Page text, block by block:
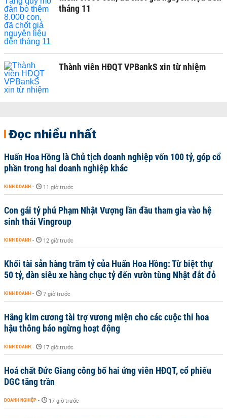
tháng 11
Thành viên HĐQT VPBankS xin từ nhiệm
Đọc nhiều nhất
Huấn Hoa Hồng là Chủ tịch doanh nghiệp vốn 100 tỷ, góp cổ
phần trong hai doanh nghiệp khác
KINH DOANH - 11 giờ trước
Con gái tỷ phú Phạm Nhật Vượng lần đầu tham gia vào hệ
sinh thái Vingroup
KINH DOANH - 12 giờ trước
Khối tài sản hàng trăm tỷ của Huấn Hoa Hồng: Từ biệt thự
50 tỷ, dàn siêu xe hàng chục tỷ đến vườn tùng Nhật đắt đỏ
KINH DOANH - 7 giờ trước
Hãng kim cương tài trợ vương miện cho các cuộc thi hoa
hậu thông báo ngừng hoạt động
KINH DOANH - 17 giờ trước
Hoá chất Đức Giang công bố hai ứng viên HĐQT, cổ phiếu
DGC tăng trần
DOANH NGHIỆP - 17 giờ trước